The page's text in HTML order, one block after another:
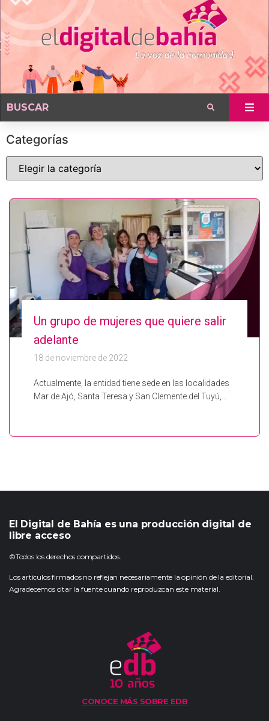
Categorías
Un grupo de mujeres que quiere salir
adelante
18 de noviembre de 2022
Actualmente, la entidad tiene sede en las localidades
Mar de Ajó, Santa Teresa y San Clemente del Tuyú,…
El Digital de Bahía es una producción digital de
libre acceso
©Todos los derechos compartidos.
Los artículos firmados no reflejan necesariamente la opinión de la editorial.
Agradecemos citar la fuente cuando reproduzcan este material.
CONOCE MÁS SOBRE EDB